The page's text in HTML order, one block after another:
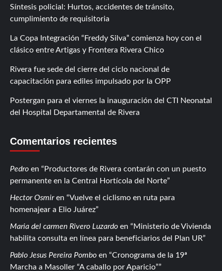
Síntesis policial: Hurtos, accidentes de tránsito,
cumplimiento de requisitoria
La Copa Integración “Freddy Silva” comienza hoy con el
clásico entre Artigas y Frontera Rivera Chico
Rivera fue sede del cierre del ciclo nacional de
capacitación para ediles impulsado por la OPP
Postergan para el viernes la inauguración del CTI Neonatal
del Hospital Departamental de Rivera
Comentarios recientes
Pedro en
Productores de Rivera contarán con un puesto
permanente en la Central Hortícola del Norte
Hector Osmiren
Vuelve el ciclismo en ruta para
homenajear a Elio Juárez
Maria del carmen Rivero Luzardo en
Ministerio de Vivienda
habilita consulta en línea para beneficiarios del Plan UR
Pablo Jesus Pereira Pombo en
Cronograma de la 19ª
Marcha a Masoller “A caballo por Aparicio”